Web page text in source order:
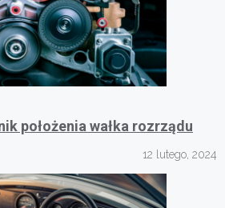
położenia wałka rozrządu
12 lutego, 2024